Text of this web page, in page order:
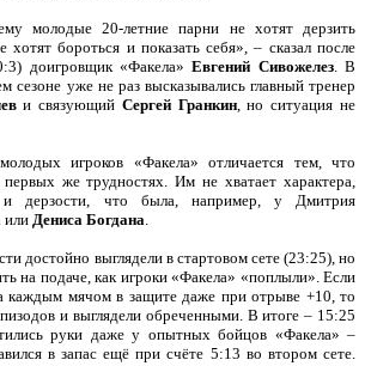
молодые 20-летние парни не хотят дерзить
хотят бороться и показать себя», – сказал после
доигровщик «Факела»Евгений Сивожелез. В
сезоне уже не раз высказывались главный тренер
и связующий Сергей Гранкин, но ситуация не
игроков «Факела» отличается тем, что
же трудностях. Им не хватает характера,
и дерзости, что была, например, у Дмитрия
или Дениса Богдана.
достойно выглядели в стартовом сете (23:25), но
на подаче, как игроки «Факела» «поплыли». Если
каждым мячом в защите даже при отрыве +10, то
и выглядели обреченными. В итоге – 15:25
руки даже у опытных бойцов «Факела» –
в запас ещё при счёте 5:13 во втором сете.